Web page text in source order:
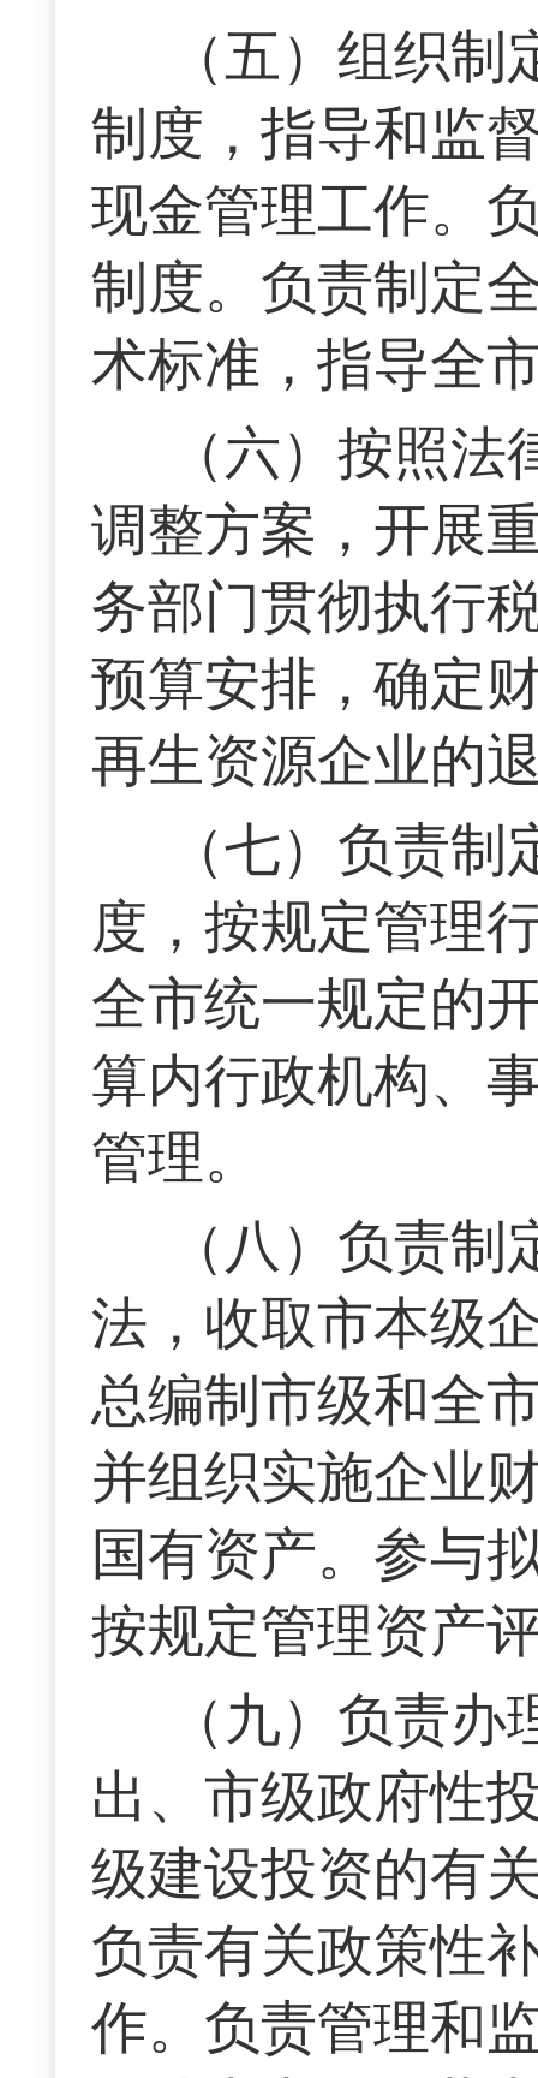
（五）组织
制度，指导和监
现金管理工作。
制度。负责制定
术标准，指导全
（六）按照
调整方案，开展
务部门贯彻执行
预算安排，确定
再生资源企业的
（七）负责
度，按规定管理
全市统一规定的
算内行政机构、
管理。
（八）负责
法，收取市本级
总编制市级和全
并组织实施企业
国有资产。参与
按规定管理资产
（九）负责
出、市级政府性
级建设投资的有
负责有关政策性
作。负责管理和